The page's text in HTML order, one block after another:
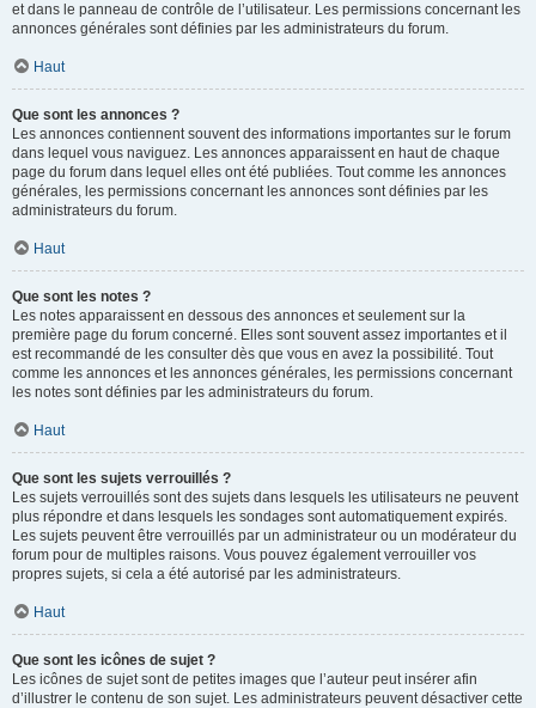
et dans le panneau de contrôle de l’utilisateur. Les permissions concernant les
annonces générales sont définies par les administrateurs du forum.
Haut
Que sont les annonces ?
Les annonces contiennent souvent des informations importantes sur le forum
dans lequel vous naviguez. Les annonces apparaissent en haut de chaque
page du forum dans lequel elles ont été publiées. Tout comme les annonces
générales, les permissions concernant les annonces sont définies par les
administrateurs du forum.
Haut
Que sont les notes ?
Les notes apparaissent en dessous des annonces et seulement sur la
première page du forum concerné. Elles sont souvent assez importantes et il
est recommandé de les consulter dès que vous en avez la possibilité. Tout
comme les annonces et les annonces générales, les permissions concernant
les notes sont définies par les administrateurs du forum.
Haut
Que sont les sujets verrouillés ?
Les sujets verrouillés sont des sujets dans lesquels les utilisateurs ne peuvent
plus répondre et dans lesquels les sondages sont automatiquement expirés.
Les sujets peuvent être verrouillés par un administrateur ou un modérateur du
forum pour de multiples raisons. Vous pouvez également verrouiller vos
propres sujets, si cela a été autorisé par les administrateurs.
Haut
Que sont les icônes de sujet ?
Les icônes de sujet sont de petites images que l’auteur peut insérer afin
d’illustrer le contenu de son sujet. Les administrateurs peuvent désactiver cette